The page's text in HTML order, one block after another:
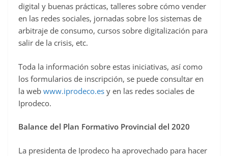
digital y buenas prácticas, talleres sobre cómo vender
en las redes sociales, jornadas sobre los sistemas de
arbitraje de consumo, cursos sobre digitalización para
salir de la crisis, etc.
Toda la información sobre estas iniciativas, así como
los formularios de inscripción, se puede consultar en
la web www.iprodeco.es y en las redes sociales de
Iprodeco.
Balance del Plan Formativo Provincial del 2020
La presidenta de Iprodeco ha aprovechado para hacer